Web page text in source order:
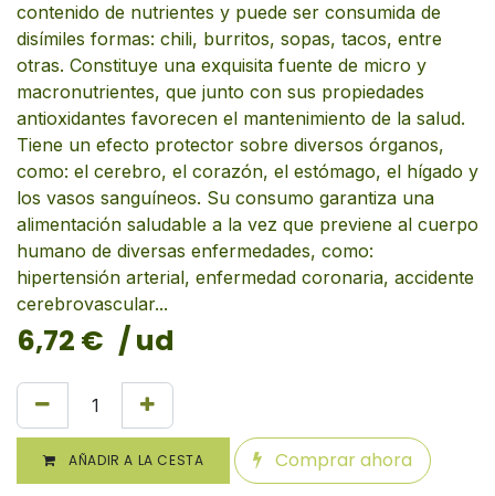
contenido de nutrientes y puede ser consumida de
disímiles formas: chili, burritos, sopas, tacos, entre
otras. Constituye una exquisita fuente de micro y
macronutrientes, que junto con sus propiedades
antioxidantes favorecen el mantenimiento de la salud.
Tiene un efecto protector sobre diversos órganos,
como: el cerebro, el corazón, el estómago, el hígado y
los vasos sanguíneos. Su consumo garantiza una
alimentación saludable a la vez que previene al cuerpo
humano de diversas enfermedades, como:
hipertensión arterial, enfermedad coronaria, accidente
cerebrovascular...
6,72 € / ud
AÑADIR A LA CESTA Comprar ahora